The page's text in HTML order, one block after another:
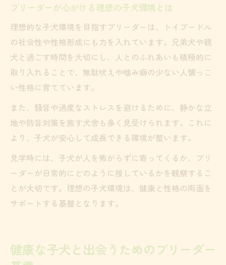
ブリーダーが心がける理想の子犬環境とは
理想的な子犬環境を目指すブリーダーは、トイプードル
の社会性や性格形成にも力を入れています。兄弟犬や親
犬と過ごす時間を大切にし、人とのふれあいも積極的に
取り入れることで、無駄吠えや噛み癖の少ない人懐っこ
い性格に育てています。
また、騒音や過度なストレスを避けるために、静かな立
地や防音対策を施す犬舎も多く見受けられます。これに
より、子犬が安心して成長できる環境が整います。
見学時には、子犬が人を怖がらずに寄ってくるか、ブリ
ーダーが日常的にどのように接しているかを観察するこ
とが大切です。理想の子犬環境は、健康と性格の両面を
サポートする基盤となります。
健康な子犬と出会うためのブリーダー